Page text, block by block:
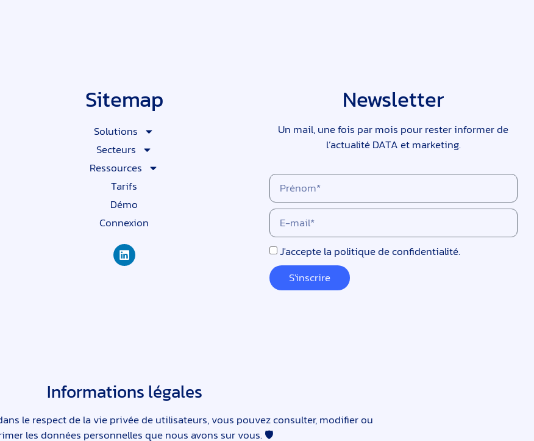
Sitemap
Solutions
Secteurs
Ressources
Tarifs
Démo
Connexion
Newsletter
Un mail, une fois par mois pour rester informer de
l’actualité DATA et marketing.
J'acceptela politique de confidentialité.
S'inscrire
Informations légales
le respect de la vie privée de utilisateurs, vous pouvez consulter, modifier ou
les données personnelles que nous avons sur vous. 🛡